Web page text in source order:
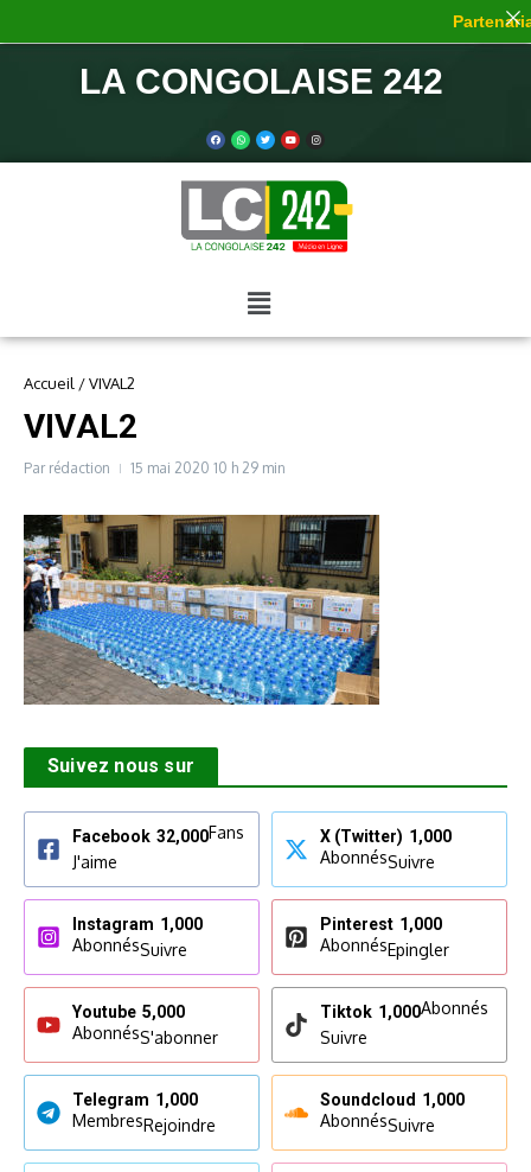
LA CONGOLAISE 242
Accueil /VIVAL2
VIVAL2
Par rédaction 15 mai 2020 10 h 29 min
Suivez nous sur
Facebook 32,000Fans
J'aime
X (Twitter) 1,000
AbonnésSuivre
Instagram 1,000
AbonnésSuivre
Pinterest 1,000
AbonnésEpingler
Youtube 5,000
AbonnésS'abonner
Tiktok 1,000Abonnés
Suivre
Telegram 1,000
MembresRejoindre
Soundcloud 1,000
AbonnésSuivre